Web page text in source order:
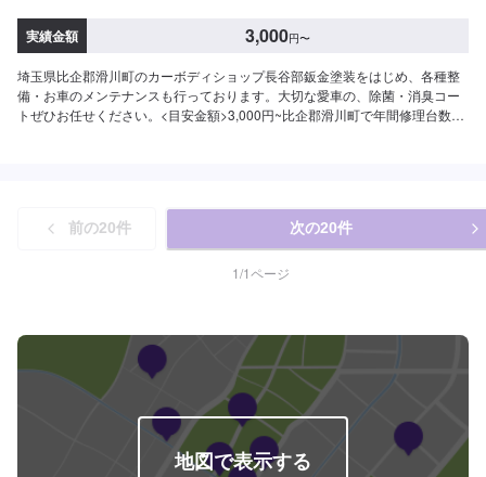
実績金額 3,000円〜
埼玉県比企郡滑川町のカーボディショップ長谷部鈑金塗装をはじめ、各種整
備・お車のメンテナンスも行っております。大切な愛車の、除菌・消臭コー
トぜひお任せください。<目安金額>3,000円~比企郡滑川町で年間修理台数
スも行っておりますので気になる方はお声がけください。
前の20件 次の20件
1/1ページ
地図で表示する